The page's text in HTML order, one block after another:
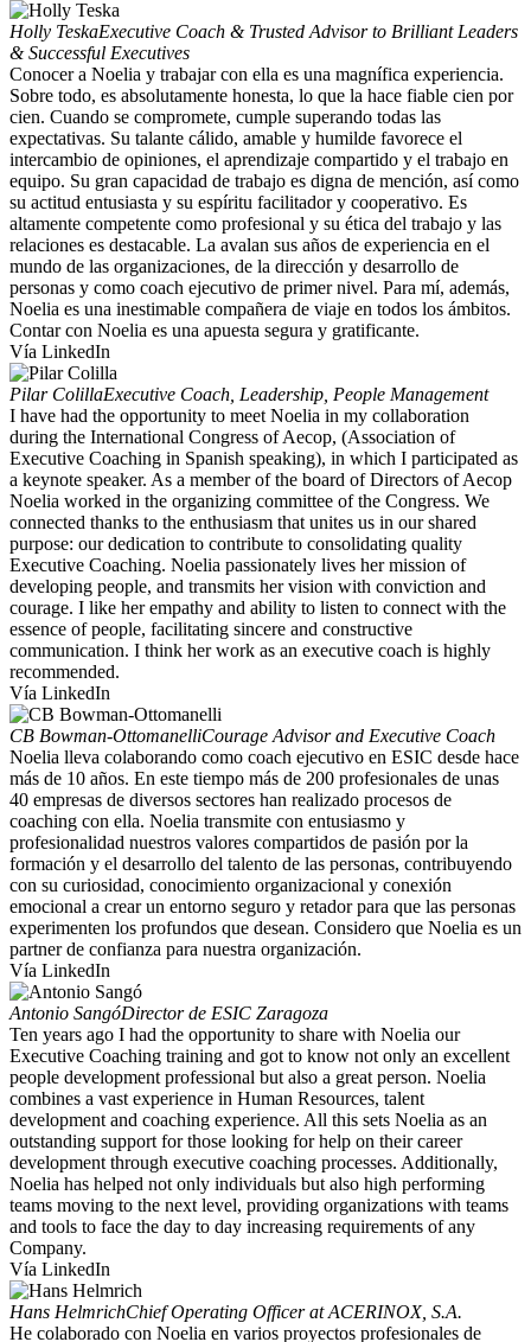
Holly TeskaExecutive Coach & Trusted Advisor to Brilliant Leaders
& Successful Executives
Conocer a Noelia y trabajar con ella es una magnífica experiencia.
Sobre todo, es absolutamente honesta, lo que la hace fiable cien por
cien. Cuando se compromete, cumple superando todas las
expectativas. Su talante cálido, amable y humilde favorece el
intercambio de opiniones, el aprendizaje compartido y el trabajo en
equipo. Su gran capacidad de trabajo es digna de mención, así como
su actitud entusiasta y su espíritu facilitador y cooperativo. Es
altamente competente como profesional y su ética del trabajo y las
relaciones es destacable. La avalan sus años de experiencia en el
mundo de las organizaciones, de la dirección y desarrollo de
personas y como coach ejecutivo de primer nivel. Para mí, además,
Noelia es una inestimable compañera de viaje en todos los ámbitos.
Contar con Noelia es una apuesta segura y gratificante.
Vía LinkedIn
Pilar ColillaExecutive Coach, Leadership, People Management
I have had the opportunity to meet Noelia in my collaboration
during the International Congress of Aecop, (Association of
Executive Coaching in Spanish speaking), in which I participated as
a keynote speaker. As a member of the board of Directors of Aecop
Noelia worked in the organizing committee of the Congress. We
connected thanks to the enthusiasm that unites us in our shared
purpose: our dedication to contribute to consolidating quality
Executive Coaching. Noelia passionately lives her mission of
developing people, and transmits her vision with conviction and
courage. I like her empathy and ability to listen to connect with the
essence of people, facilitating sincere and constructive
communication. I think her work as an executive coach is highly
recommended.
Vía LinkedIn
CB Bowman-OttomanelliCourage Advisor and Executive Coach
Noelia lleva colaborando como coach ejecutivo en ESIC desde hace
más de 10 años. En este tiempo más de 200 profesionales de unas
40 empresas de diversos sectores han realizado procesos de
coaching con ella. Noelia transmite con entusiasmo y
profesionalidad nuestros valores compartidos de pasión por la
formación y el desarrollo del talento de las personas, contribuyendo
con su curiosidad, conocimiento organizacional y conexión
emocional a crear un entorno seguro y retador para que las personas
experimenten los profundos que desean. Considero que Noelia es un
partner de confianza para nuestra organización.
Vía LinkedIn
Antonio SangóDirector de ESIC Zaragoza
Ten years ago I had the opportunity to share with Noelia our
Executive Coaching training and got to know not only an excellent
people development professional but also a great person. Noelia
combines a vast experience in Human Resources, talent
development and coaching experience. All this sets Noelia as an
outstanding support for those looking for help on their career
development through executive coaching processes. Additionally,
Noelia has helped not only individuals but also high performing
teams moving to the next level, providing organizations with teams
and tools to face the day to day increasing requirements of any
Company.
Vía LinkedIn
Hans HelmrichChief Operating Officer at ACERINOX, S.A.
He colaborado con Noelia en varios proyectos profesionales de